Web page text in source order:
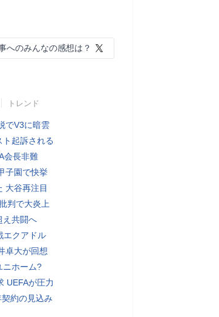
へのみんなの感想は？
トレンド
でV3に暗雲
起訴される
会長非難
子園で快挙
大谷再注目
判で大炎上
え共闘へ
エクアドル
卓大が回想
ニホーム?
UEFAが圧力
約の見込み